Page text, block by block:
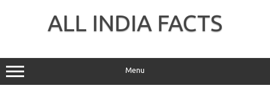
ALL INDIA FACTS
Menu